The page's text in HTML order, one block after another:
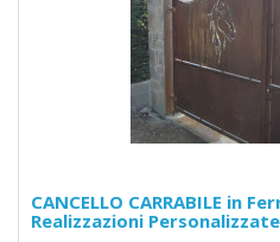
CANCELLO CARRABILE in
Realizzazioni